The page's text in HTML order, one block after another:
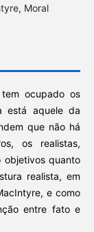
Moral
ocupado os
está aquele da
que não há
os realistas,
objetivos quanto
realista, em
e como
entre fato e